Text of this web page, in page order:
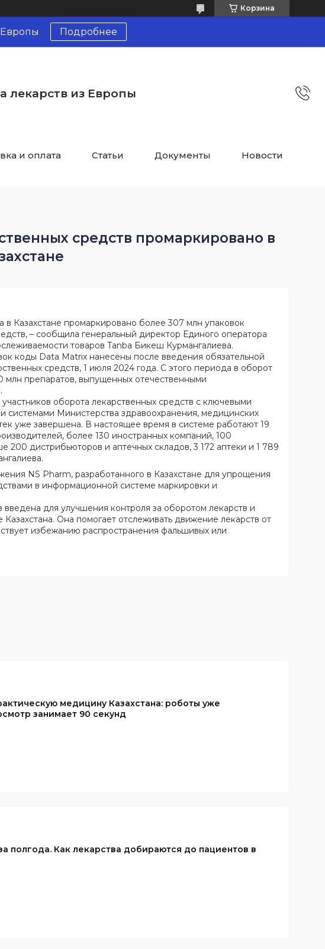
Корзина
Подробнее
лекарств из Европы
и оплата Статьи Документы Новости
средств промаркировано в
в Казахстане промаркировано более 307 млн упаковок
– сообщила генеральный директор Единого оператора
товаров Tanba Бикеш Курмангалиева.
коды Data Matrix нанесены после введения обязательной
средств, 1 июля 2024 года. С этого периода в оборот
млн препаратов, выпущенных отечественными
участников оборота лекарственных средств с ключевыми
системами Министерства здравоохранения, медицинских
уже завершена. В настоящее время в системе работают 19
более 130 иностранных компаний, 100
200 дистрибьюторов и аптечных складов, 3 172 аптеки и 1 789
NS Pharm, разработанного в Казахстане для упрощения
в информационной системе маркировки и
для улучшения контроля за оборотом лекарств и
Она помогает отслеживать движение лекарств от
избежанию распространения фальшивых или
медицину Казахстана: роботы уже
занимает 90 секунд
полгода. Как лекарства добираются до пациентов в